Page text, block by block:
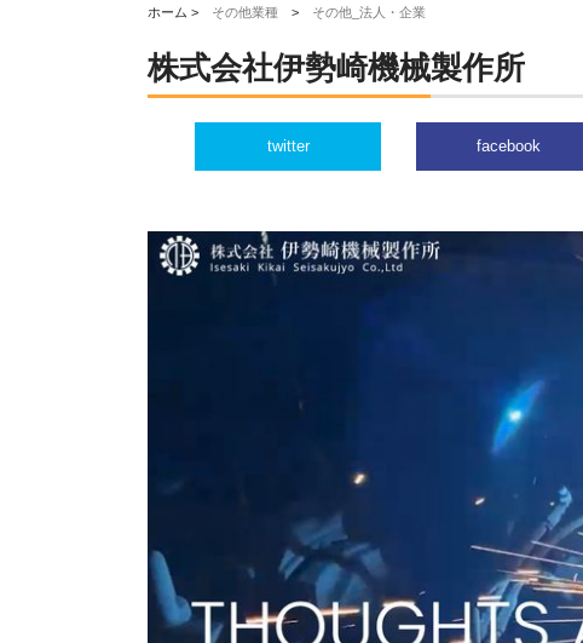
ホーム > その他業種 > その他_法人・企業
株式会社伊勢崎機械製作所
twitter facebook